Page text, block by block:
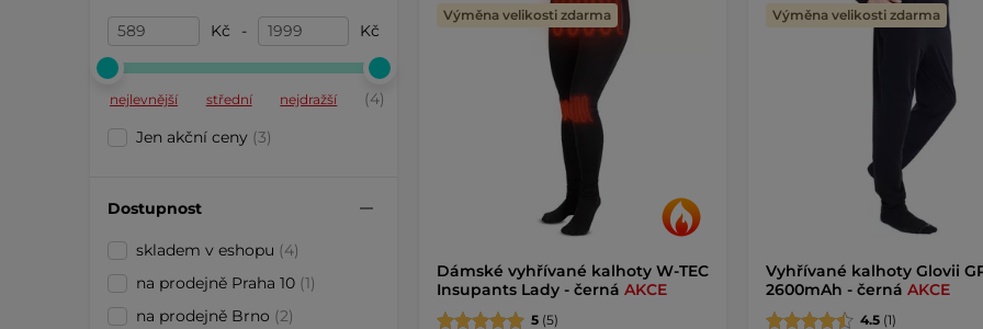
Kč - Kč
nejlevnější střední nejdražší
(4)
Jen akční ceny (3)
Dostupnost
skladem v eshopu (4)
na prodejně Praha 10 (1)
na prodejně Brno (2)
Výměna velikosti zdarma
Dámské vyhřívané kalhoty W-TEC
Insupants Lady - černá AKCE
5 (5)
Výměna velikosti zdarma
Vyhřívané kalhoty Glovii
2600mAh - černá AKCE
4.5(1)